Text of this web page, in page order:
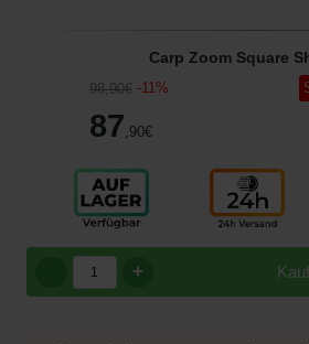
Carp Zoom Square
98,90€ -11%
87 ,90€
+